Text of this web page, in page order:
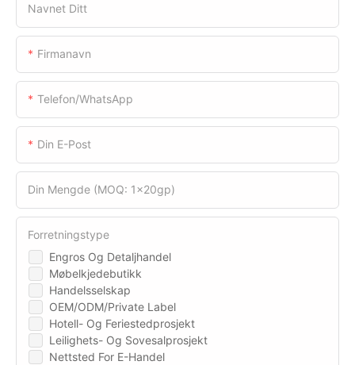
Navnet Ditt
Firmanavn
Telefon/WhatsApp
Din E-Post
Din Mengde (MOQ: 1x20gp)
Engros Og Detaljhandel
Møbelkjedebutikk
Handelsselskap
OEM/ODM/Private Label
Hotell- Og Feriestedprosjekt
Leilighets- Og Sovesalprosjekt
Nettsted For E-Handel
Forretningstype